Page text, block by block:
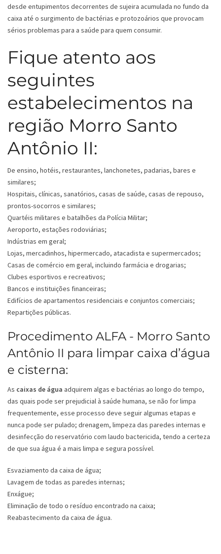
desde entupimentos decorrentes de sujeira acumulada no fundo da
caixa até o surgimento de bactérias e protozoários que provocam
sérios problemas para a saúde para quem consumir.
Fique atento aos
seguintes
estabelecimentos na
região Morro Santo
Antônio II:
De ensino, hotéis, restaurantes, lanchonetes, padarias, bares e
similares;
Hospitais, clínicas, sanatórios, casas de saúde, casas de repouso,
prontos-socorros e similares;
Quartéis militares e batalhões da Polícia Militar;
Aeroporto, estações rodoviárias;
Indústrias em geral;
Lojas, mercadinhos, hipermercado, atacadista e supermercados;
Casas de comércio em geral, incluindo farmácia e drogarias;
Clubes esportivos e recreativos;
Bancos e instituições financeiras;
Edifícios de apartamentos residenciais e conjuntos comerciais;
Repartições públicas.
Procedimento ALFA - Morro Santo
Antônio II para limpar caixa d’água
e cisterna:
As caixas de água adquirem algas e bactérias ao longo do tempo,
das quais pode ser prejudicial à saúde humana, se não for limpa
frequentemente, esse processo deve seguir algumas etapas e
nunca pode ser pulado; drenagem, limpeza das paredes internas e
desinfecção do reservatório com laudo bactericida, tendo a certeza
de que sua água é a mais limpa e segura possível.
Esvaziamento da caixa de água;
Lavagem de todas as paredes internas;
Enxágue;
Eliminação de todo o resíduo encontrado na caixa;
Reabastecimento da caixa de água.